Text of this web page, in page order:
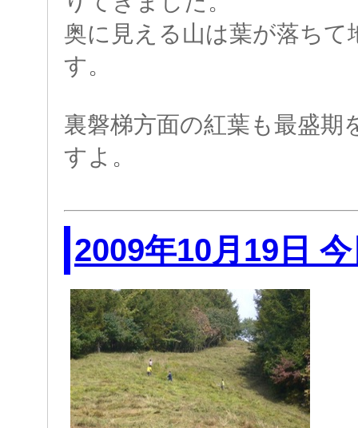
奥に見える山は葉が落ちて
す。
裏磐梯方面の紅葉も最盛期
すよ。
2009年10月19日